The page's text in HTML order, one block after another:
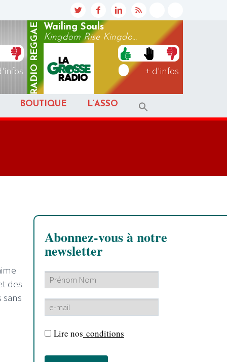
RADIO
REGGAE
Wailing Souls
Kingdom Rise Kingdo...
+ d'infos
BOUTIQUE L’ASSO
des
sans
Abonnez-vous à notre
newsletter
Lire nos conditions